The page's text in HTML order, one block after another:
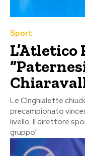
Sport
Le CInghialette
precampionato
livello. Il direttore
gruppo"